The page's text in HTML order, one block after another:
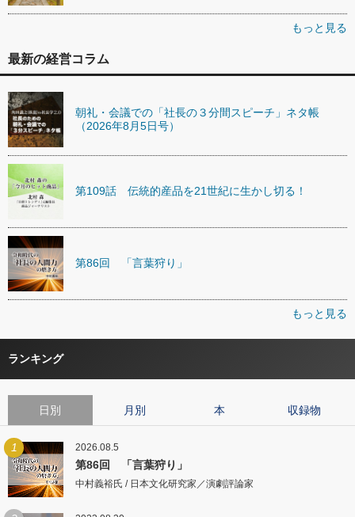
もっと見る
最新の経営コラム
朝礼・会議での「社長の３分間スピーチ」ネタ帳
（2026年8月5日号）
第109話 伝統的産品を21世紀に生かし切る！
第86回 「言葉狩り」
もっと見る
ランキング
日別 月別 本 収録物
1 2026.08.5
第86回 「言葉狩り」
中村義裕氏 / 日本文化研究家／演劇評論家